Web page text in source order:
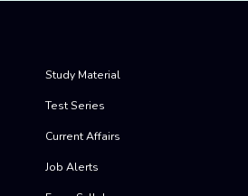
Study Material
Test Series
Current Affairs
Job Alerts